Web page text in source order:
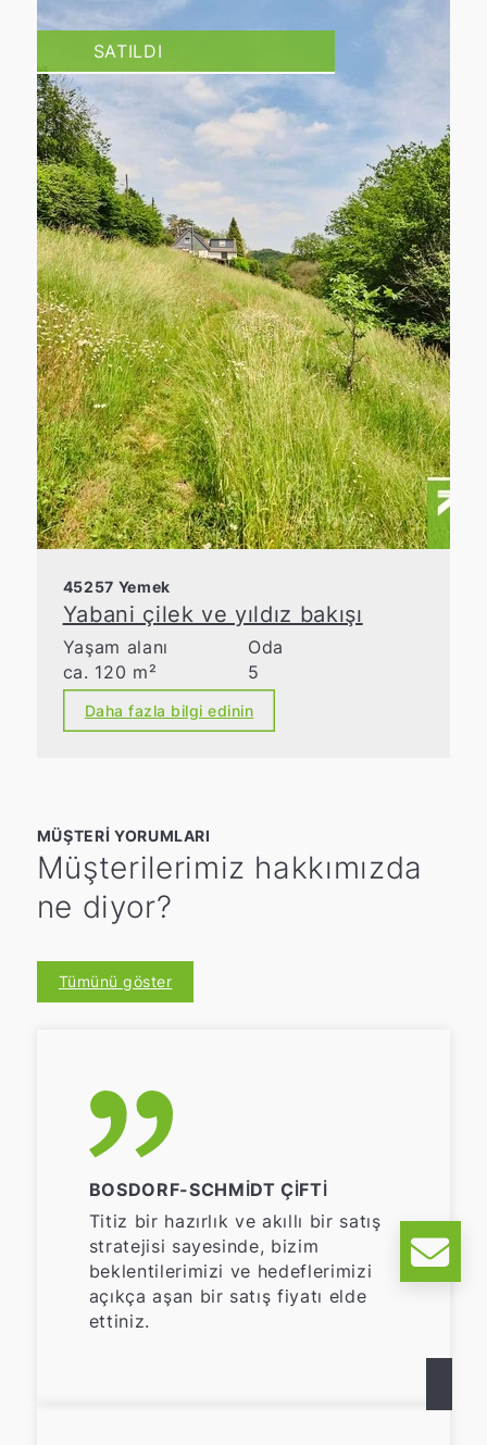
SATILDI
45257 Yemek
Yabani çilek ve yıldız bakışı
Yaşam alanı
ca. 120 m²
Oda
5
Daha fazla bilgi edinin
MÜŞTERI YORUMLARI
Müşterilerimiz hakkımızda
ne diyor?
Tümünü göster
BOSDORF-SCHMIDT ÇIFTI
Titiz bir hazırlık ve akıllı bir satış
stratejisi sayesinde, bizim
beklentilerimizi ve hedeflerimizi
açıkça aşan bir satış fiyatı elde
ettiniz.